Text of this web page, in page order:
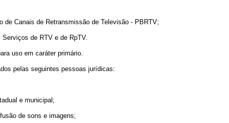
Canais de Retransmissão de Televisão - PBRTV;
de RTV e de RpTV.
uso em caráter primário.
pelas seguintes pessoas jurídicas:
e municipal;
de sons e imagens;